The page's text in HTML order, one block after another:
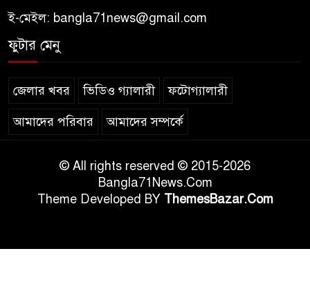
ই-মেইল: bangla71news@gmail.com
ফুটার মেনু
জেলার খবর ভিডিও গ্যালারী ফটোগ্যালারী
আমাদের পরিবার আমাদের সম্পর্কে
© All rights reserved © 2015-2026
Bangla71News.Com
Theme Developed BY ThemesBazar.Com